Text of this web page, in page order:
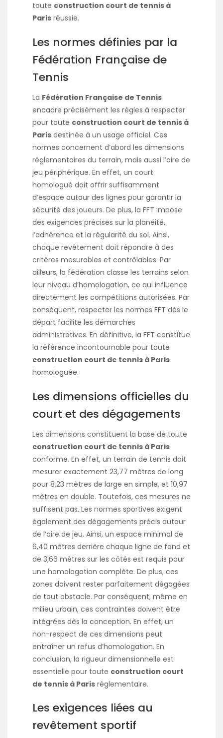
toute construction court de tennis à
Paris réussie.
Les normes définies par la
Fédération Française de
Tennis
La Fédération Française de Tennis
encadre précisément les règles à respecter
pour toute construction court de tennis à
Paris destinée à un usage officiel. Ces
normes concernent d’abord les dimensions
réglementaires du terrain, mais aussi l’aire de
jeu périphérique. En effet, un court
homologué doit offrir suffisamment
d’espace autour des lignes pour garantir la
sécurité des joueurs. De plus, la FFT impose
des exigences précises sur la planéité,
l’adhérence et la régularité du sol. Ainsi,
chaque revêtement doit répondre à des
critères mesurables et contrôlables. Par
ailleurs, la fédération classe les terrains selon
leur niveau d’homologation, ce qui influence
directement les compétitions autorisées. Par
conséquent, respecter les normes FFT dès le
départ facilite les démarches
administratives. En définitive, la FFT constitue
la référence incontournable pour toute
construction court de tennis à Paris
homologuée.
Les dimensions officielles du
court et des dégagements
Les dimensions constituent la base de toute
construction court de tennis à Paris
conforme. En effet, un terrain de tennis doit
mesurer exactement 23,77 mètres de long
pour 8,23 mètres de large en simple, et 10,97
mètres en double. Toutefois, ces mesures ne
suffisent pas. Les normes sportives exigent
également des dégagements précis autour
de l’aire de jeu. Ainsi, un espace minimal de
6,40 mètres derrière chaque ligne de fond et
de 3,66 mètres sur les côtés est requis pour
une homologation complète. De plus, ces
zones doivent rester parfaitement dégagées
de tout obstacle. Par conséquent, même en
milieu urbain, ces contraintes doivent être
intégrées dès la conception. En effet, un
non-respect de ces dimensions peut
entraîner un refus d’homologation. En
conclusion, la rigueur dimensionnelle est
essentielle pour toute construction court
de tennis à Paris réglementaire.
Les exigences liées au
revêtement sportif